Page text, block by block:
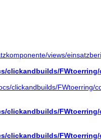
views/
clickandbuilds/
clickandbuilds/FWtoerring/
clickandbuilds/
clickandbuilds/